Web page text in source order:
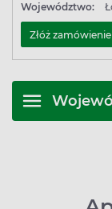
Województwo:
Złóż